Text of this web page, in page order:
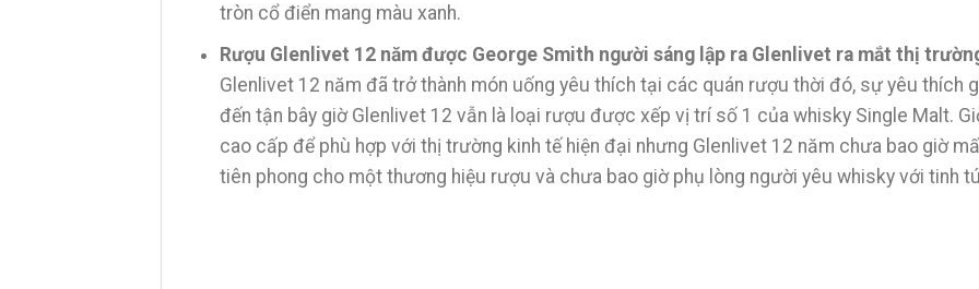
tròn cổ điển mang màu xanh.
Rượu Glenlivet 12 năm được George Smith người sáng lập ra Glenlivet ra mắt thị
Glenlivet 12 năm đã trở thành món uống yêu thích tại các quán rượu thời đó, sự yêu thích
đến tận bây giờ Glenlivet 12 vẫn là loại rượu được xếp vị trí số 1 của whisky Single Malt.
cao cấp để phù hợp với thị trường kinh tế hiện đại nhưng Glenlivet 12 năm chưa bao giờ
tiên phong cho một thương hiệu rượu và chưa bao giờ phụ lòng người yêu whisky với tinh